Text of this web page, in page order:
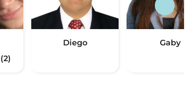
(2)
Diego Gaby